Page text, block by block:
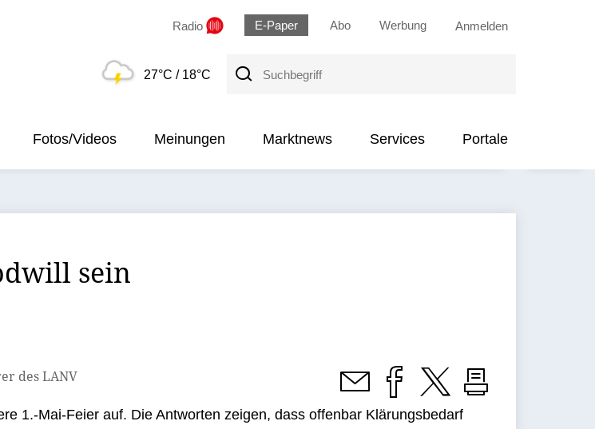
Radio E-Paper Abo Werbung Anmelden
27°C / 18°C
Suchbegriff
Fotos/Videos Meinungen Marktnews Services Portale
sein
des LANV
1.-Mai-Feier auf. Die Antworten zeigen, dass offenbar Klärungsbedarf